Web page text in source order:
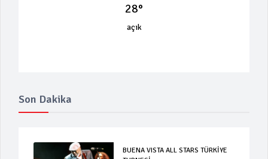
28°
açık
Son Dakika
BUENA VISTA ALL STARS TÜRKİYE